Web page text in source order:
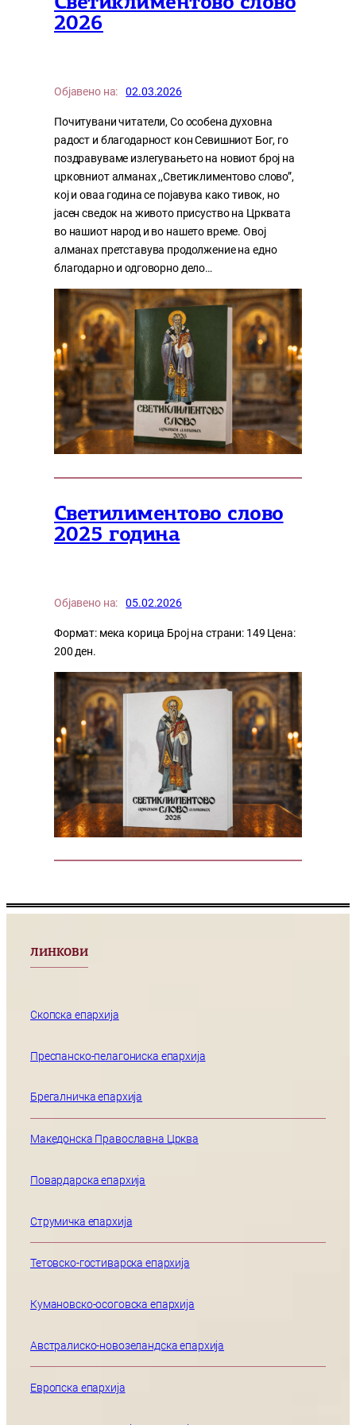
2026
Објавено на: 02.03.2026
Почитувани читатели, Со особена духовна
радост и благодарност кон Севишниот Бог, го
поздравуваме излегувањето на новиот број на
црковниот алманах ,,Светиклиментово слово”,
кој и оваа година се појавува како тивок, но
јасен сведок на живото присуство на Црквата
во нашиот народ и во нашето време. Овој
алманах претставува продолжение на едно
благодарно и одговорно дело…
Светилиментово слово
2025 година
Објавено на: 05.02.2026
Формат: мека корица Број на страни: 149 Цена:
200 ден.
ЛИНКОВИ
Скопска епархија
Преспанско-пелагониска епархија
Брегалничка епархија
Македонска Православна Црква
Повардарска епархија
Струмичка епархија
Тетовско-гостиварска епархија
Кумановско-осоговска епархија
Австралиско-новозеландска епархија
Европска епархија